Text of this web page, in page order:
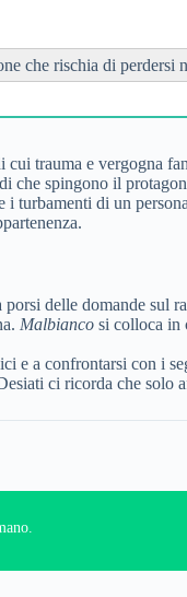
che rischia di perdersi
trauma e vergogna
spingono il
turbamenti di un
delle domande sul
Malbianco si colloca in
a confrontarsi con i
ci ricorda che solo